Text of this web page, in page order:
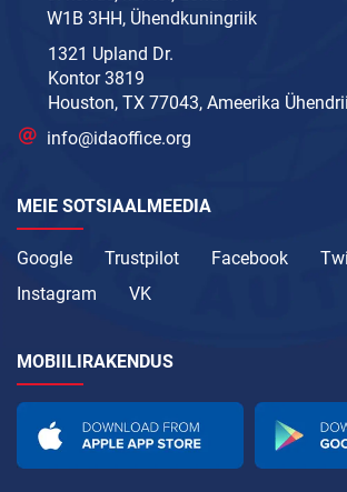
W1B 3HH, Ühendkuningriik
1321 Upland Dr.
Kontor 3819
Houston, TX 77043, Ameerika
info@idaoffice.org
MEIE SOTSIAALMEEDIA
Google Trustpilot Facebook
Instagram
VK
MOBIILIRAKENDUS